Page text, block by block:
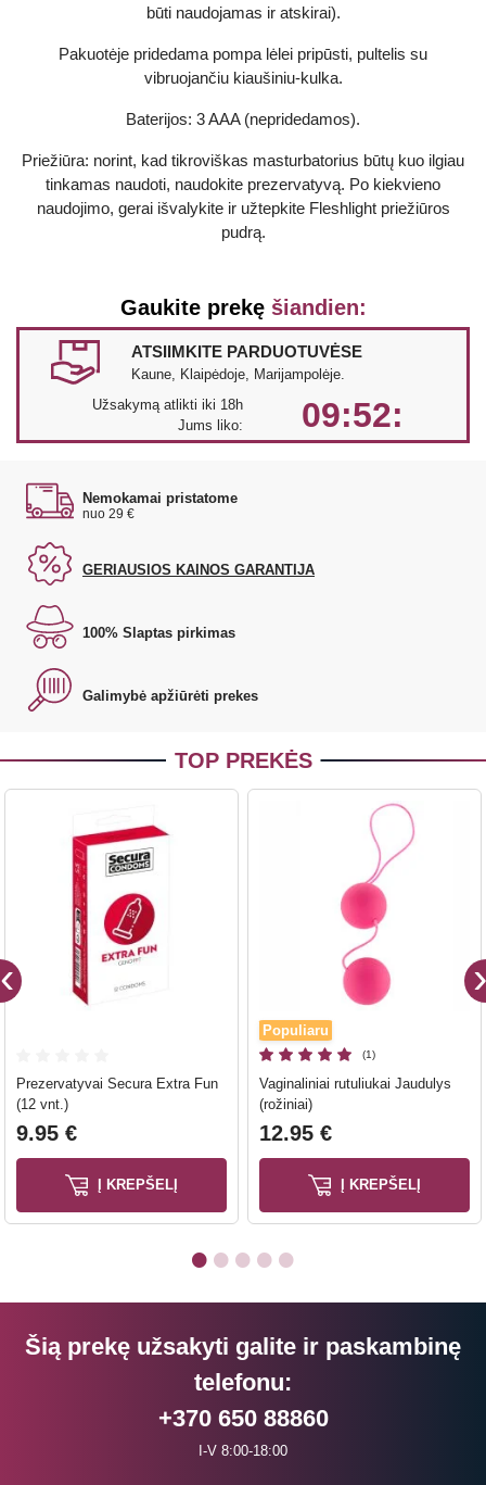
būti naudojamas ir atskirai).
Pakuotėje pridedama pompa lėlei pripūsti, pultelis su
vibruojančiu kiaušiniu-kulka.
Baterijos: 3 AAA (nepridedamos).
Priežiūra: norint, kad tikroviškas masturbatorius būtų kuo ilgiau
tinkamas naudoti, naudokite prezervatyvą. Po kiekvieno
naudojimo, gerai išvalykite ir užtepkite Fleshlight priežiūros
pudrą.
Gaukite prekę šiandien:
ATSIIMKITE PARDUOTUVĖSE
Kaune, Klaipėdoje, Marijampolėje.
Užsakymą atlikti iki 18h
Jums liko:
09:52:
Nemokamai pristatome
nuo 29 €
GERIAUSIOS KAINOS GARANTIJA
100% Slaptas pirkimas
Galimybė apžiūrėti prekes
TOP PREKĖS
Prezervatyvai Secura Extra Fun
(12 vnt.)
9.95 €
Į KREPŠELĮ
Populiaru
(1)
Vaginaliniai rutuliukai Jaudulys
(rožiniai)
12.95 €
Į KREPŠELĮ
Šią prekę užsakyti galite ir paskambinę
telefonu:
+370 650 88860
I-V 8:00-18:00